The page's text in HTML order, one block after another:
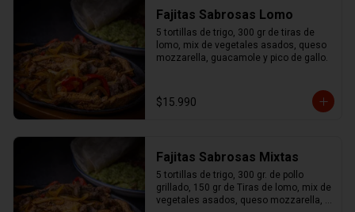
Fajitas Sabrosas Lomo
5 tortillas de trigo, 300 gr de tiras de
lomo, mix de vegetales asados, queso
mozzarella, guacamole y pico de gallo.
$15.990
Fajitas Sabrosas Mixtas
5 tortillas de trigo, 300 gr. de pollo
grillado, 150 gr de Tiras de lomo, mix de
vegetales asados, queso mozzarella,